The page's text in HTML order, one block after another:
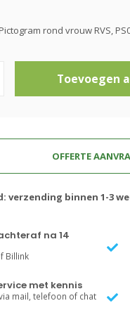
rond vrouw RVS,
Toevoegen
OFFERTE
verzending binnen 1-3
na 14
Billink
met kennis
mail, telefoon of chat